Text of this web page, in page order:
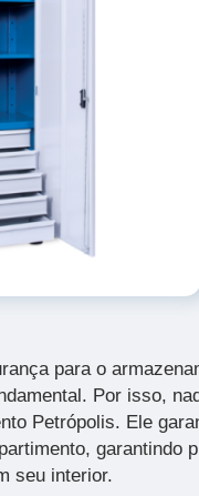
para o
Por isso,
Petrópolis. Ele
garantindo
seu interior.